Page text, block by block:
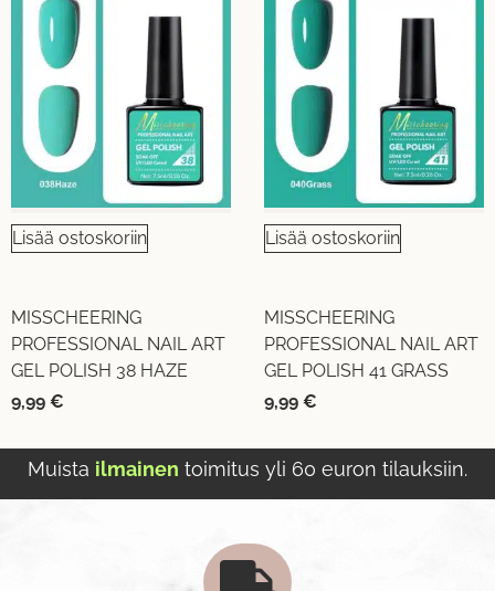
Lisää ostoskoriin
MISSCHEERING
PROFESSIONAL NAIL ART
GEL POLISH 38 HAZE
9,99 €
Lisää ostoskoriin
MISSCHEERING
PROFESSIONAL NAIL ART
GEL POLISH 41 GRASS
9,99 €
Muista ilmainen toimitus yli 60 euron tilauksiin.